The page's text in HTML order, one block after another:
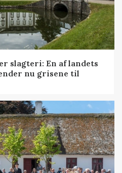
slagteri: En af landets
nu grisene til